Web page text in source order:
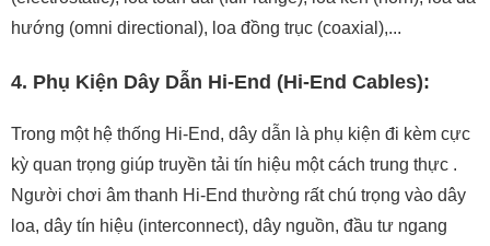
hướng (omni directional), loa đồng trục (coaxial),...
4. Phụ Kiện Dây Dẫn Hi-End (Hi-End Cables):
Trong một hệ thống Hi-End, dây dẫn là phụ kiện đi kèm cực
kỳ quan trọng giúp truyền tải tín hiệu một cách trung thực .
Người chơi âm thanh Hi-End thường rất chú trọng vào dây
loa, dây tín hiệu (interconnect), dây nguồn, đầu tư ngang